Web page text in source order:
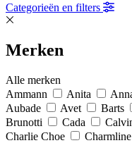
Categorieën en filters
Merken
Alle merken
Ammann
Anita
Aubade
Avet Barts
Brunotti
Cada
Charlie Choe
Charmline